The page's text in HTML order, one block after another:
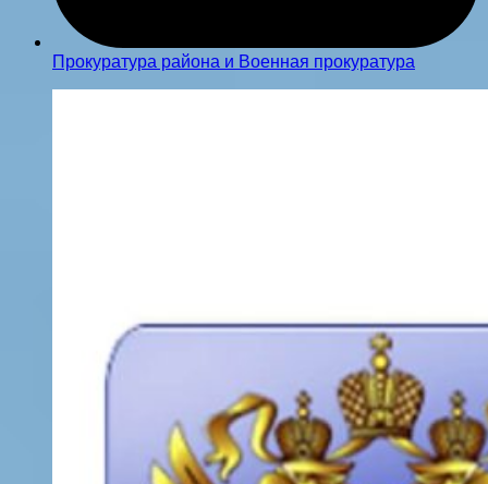
Прокуратура района и Военная прокуратура